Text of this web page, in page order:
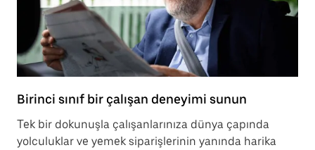
Birinci sınıf bir çalışan deneyimi sunun
Tek bir dokunuşla çalışanlarınıza dünya çapında
yolculuklar ve yemek siparişlerinin yanında harika